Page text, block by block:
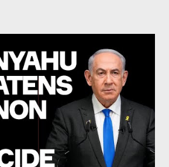
Corbyn, Bernie Sanders: a
triplet proves that Socialism unites
circus of terror leads us to the final
reveals Ecuadorian private business
Rafael Correa right after his election and